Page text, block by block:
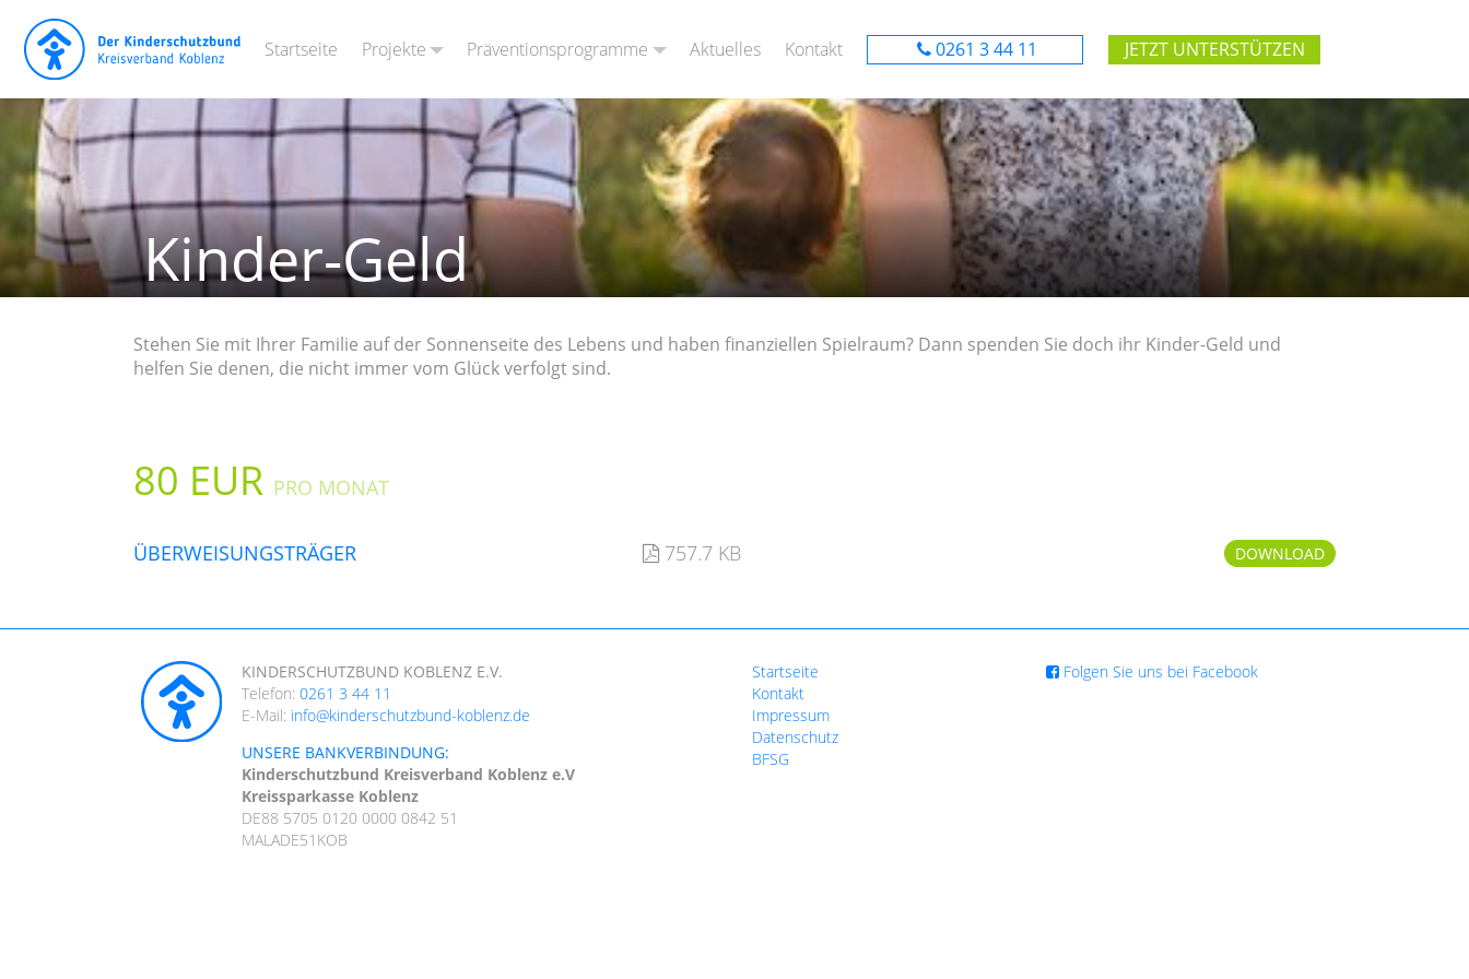
Startseite Projekte
Kinderschutzdienst – wir sind für euch da!
Kinder zu Tisch
Hort „Vorstadt Kids“
„Starke Eltern – Starke Kinder“
Präventionsprogramme
Präventionsprogramm Kita
Präventionsprogramme Grundschule
Aktuelles Kontakt 0261 3 44 11 JETZT UNTERSTÜTZEN
Kinder-Geld
Stehen Sie mit Ihrer Familie auf der Sonnenseite des Lebens und haben finanziellen Spielraum? Dann spenden Sie doch ihr Kinder-Geld und
helfen Sie denen, die nicht immer vom Glück verfolgt sind.
80 EUR PRO MONAT
ÜBERWEISUNGSTRÄGER 757.7 KB DOWNLOAD
KINDERSCHUTZBUND KOBLENZ E.V.
Telefon: 0261 3 44 11
E-Mail: info@kinderschutzbund-koblenz.de
UNSERE BANKVERBINDUNG:
Kinderschutzbund Kreisverband Koblenz e.V
Kreissparkasse Koblenz
DE88 5705 0120 0000 0842 51
MALADE51KOB
Startseite
Kontakt
Impressum
Datenschutz
BFSG
Folgen Sie uns bei Facebook